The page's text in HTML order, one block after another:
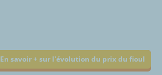
En savoir + sur l'évolution du prix du fioul